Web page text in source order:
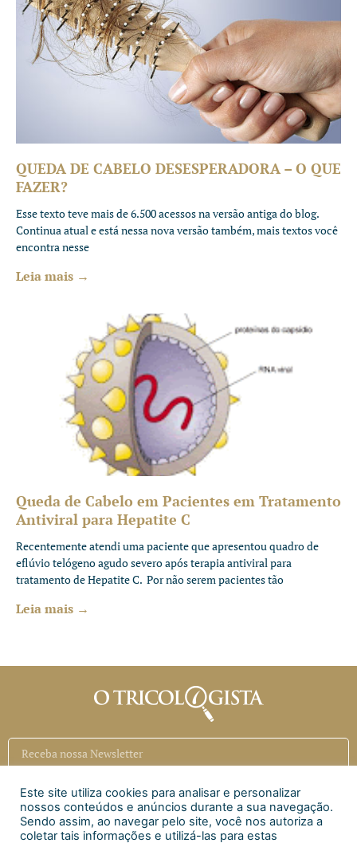
QUEDA DE CABELO DESESPERADORA – O QUE
FAZER?
Esse texto teve mais de 6.500 acessos na versão antiga do blog.
Continua atual e está nessa nova versão também, mais textos você
encontra nesse
Leia mais →
Queda de Cabelo em Pacientes em Tratamento
Antiviral para Hepatite C
Recentemente atendi uma paciente que apresentou quadro de
eflúvio telógeno agudo severo após terapia antiviral para
tratamento de Hepatite C. Por não serem pacientes tão
Leia mais →
Inscrever
Este site utiliza cookies para analisar e personalizar
nossos conteúdos e anúncios durante a sua navegação.
Sendo assim, ao navegar pelo site, você nos autoriza a
coletar tais informações e utilizá-las para estas